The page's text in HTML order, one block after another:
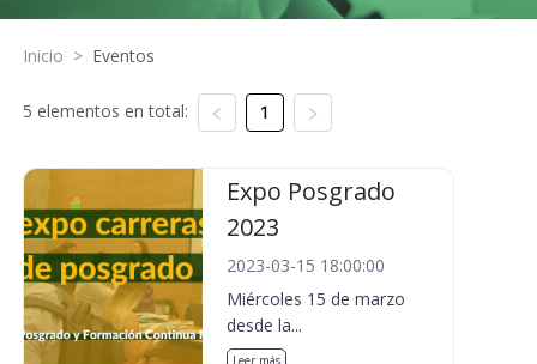
Inicio > Eventos
5 elementos en total: 1
Expo Posgrado
2023
2023-03-15 18:00:00
Miércoles 15 de marzo
desde la...
Leer más